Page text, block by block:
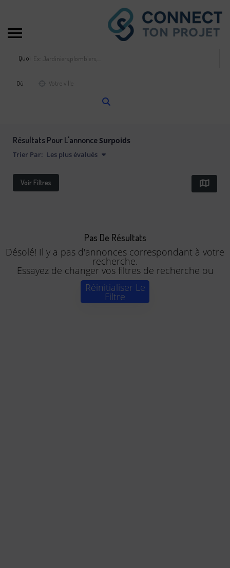
Quoi
Où
Résultats Pour L'annonce Surpoids
Trier Par: Les plus évalués
Voir Filtres
Pas De Résultats
Désolé! Il y a pas d'annonces correspondant à votre
recherche.
Essayez de changer vos filtres de recherche ou
Réinitialiser Le
Filtre